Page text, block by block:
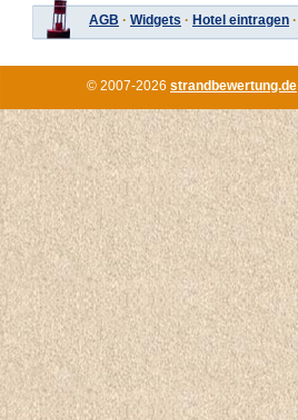
AGB · Widgets · Hotel eintragen ·
© 2007-2026 strandbewertung.de